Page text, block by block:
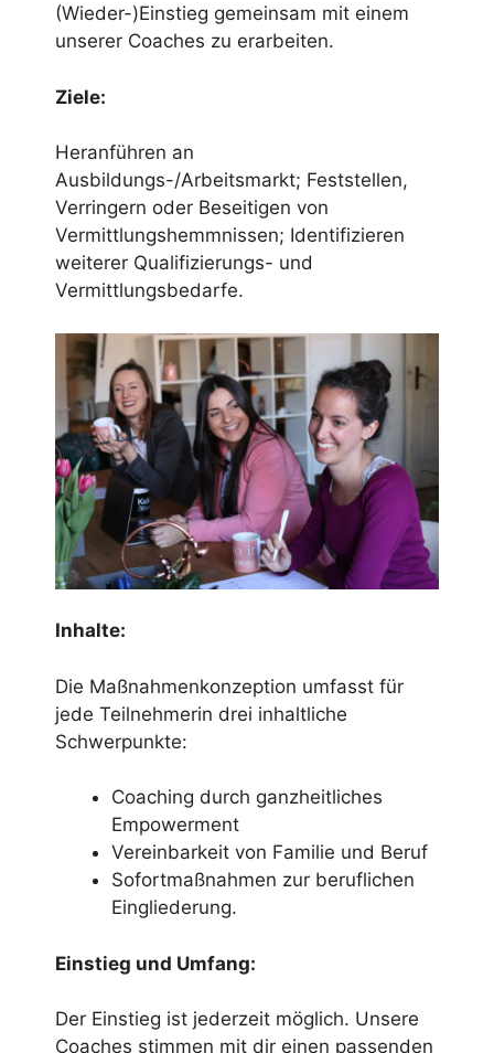
(Wieder-)Einstieg gemeinsam mit einem
unserer Coaches zu erarbeiten.
Ziele:
Heranführen an
Ausbildungs-/Arbeitsmarkt; Feststellen,
Verringern oder Beseitigen von
Vermittlungshemmnissen; Identifizieren
weiterer Qualifizierungs- und
Vermittlungsbedarfe.
Inhalte:
Die Maßnahmenkonzeption umfasst für
jede Teilnehmerin drei inhaltliche
Schwerpunkte:
Coaching durch ganzheitliches
Empowerment
Vereinbarkeit von Familie und Beruf
Sofortmaßnahmen zur beruflichen
Eingliederung.
Einstieg und Umfang:
Der Einstieg ist jederzeit möglich. Unsere
Coaches stimmen mit dir einen passenden